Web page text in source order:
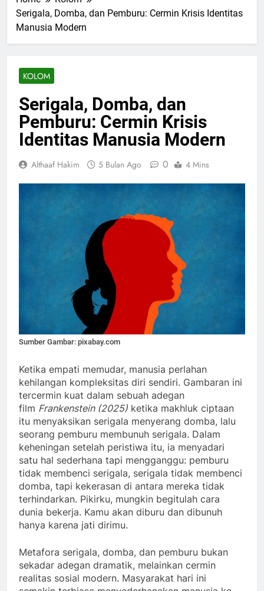
Serigala, Domba, dan Pemburu: Cermin Krisis Identitas
Manusia Modern
KOLOM
Serigala, Domba, dan
Pemburu: Cermin Krisis
Identitas Manusia Modern
Althaaf Hakim 5 Bulan Ago 0 4 Mins
Sumber Gambar: pixabay.com
Ketika empati memudar, manusia perlahan
kehilangan kompleksitas diri sendiri. Gambaran ini
tercermin kuat dalam sebuah adegan
film Frankenstein (2025) ketika makhluk ciptaan
itu menyaksikan serigala menyerang domba, lalu
seorang pemburu membunuh serigala. Dalam
keheningan setelah peristiwa itu, ia menyadari
satu hal sederhana tapi mengganggu: pemburu
tidak membenci serigala, serigala tidak membenci
domba, tapi kekerasan di antara mereka tidak
terhindarkan. Pikirku, mungkin begitulah cara
dunia bekerja. Kamu akan diburu dan dibunuh
hanya karena jati dirimu.
Metafora serigala, domba, dan pemburu bukan
sekadar adegan dramatik, melainkan cermin
realitas sosial modern. Masyarakat hari ini